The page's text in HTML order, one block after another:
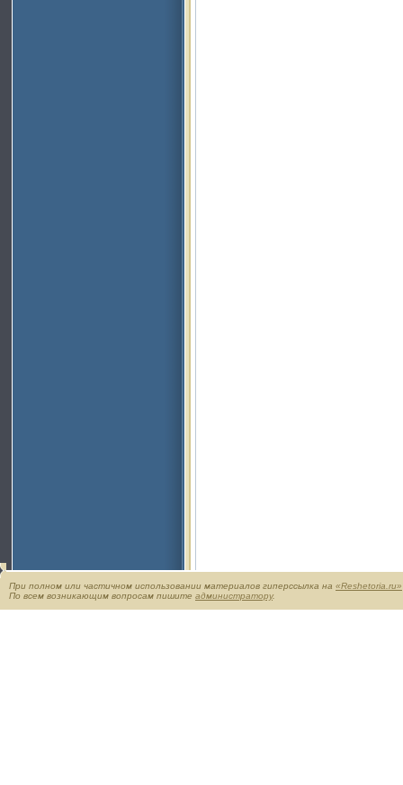
При полном или частичном использовании материалов гиперссылка на «Reshetoria.ru»
По всем возникающим вопросам пишите администратору.